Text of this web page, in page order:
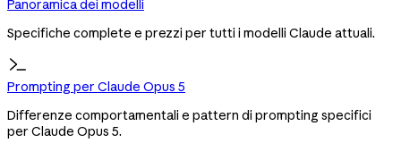
Panoramica dei modelli
Specifiche complete e prezzi per tutti i modelli Claude attuali.
Prompting per Claude Opus 5
Differenze comportamentali e pattern di prompting specifici
per Claude Opus 5.